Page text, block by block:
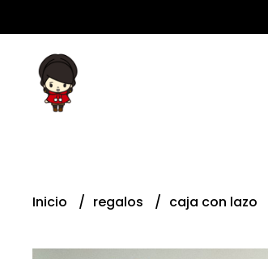
Inicio regalos caja con lazo